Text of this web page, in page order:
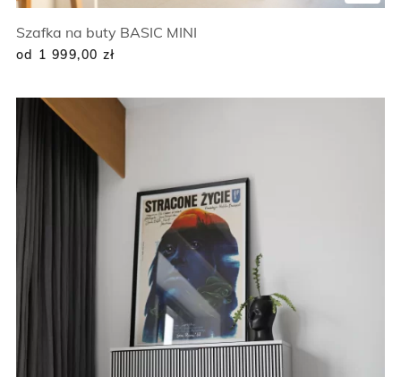
Szafka na buty BASIC MINI
od 1 999,00 zł